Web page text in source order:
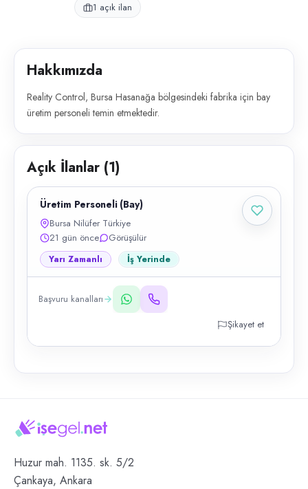
1 açık ilan
Hakkımızda
Reality Control, Bursa Hasanağa bölgesindeki fabrika için bay
üretim personeli temin etmektedir.
Açık İlanlar (1)
Üretim Personeli (Bay)
Bursa Nilüfer Türkiye
21 gün önce
Görüşülür
Yarı Zamanlı İş Yerinde
Başvuru kanalları
Şikayet et
Huzur mah. 1135. sk. 5/2
Çankaya, Ankara